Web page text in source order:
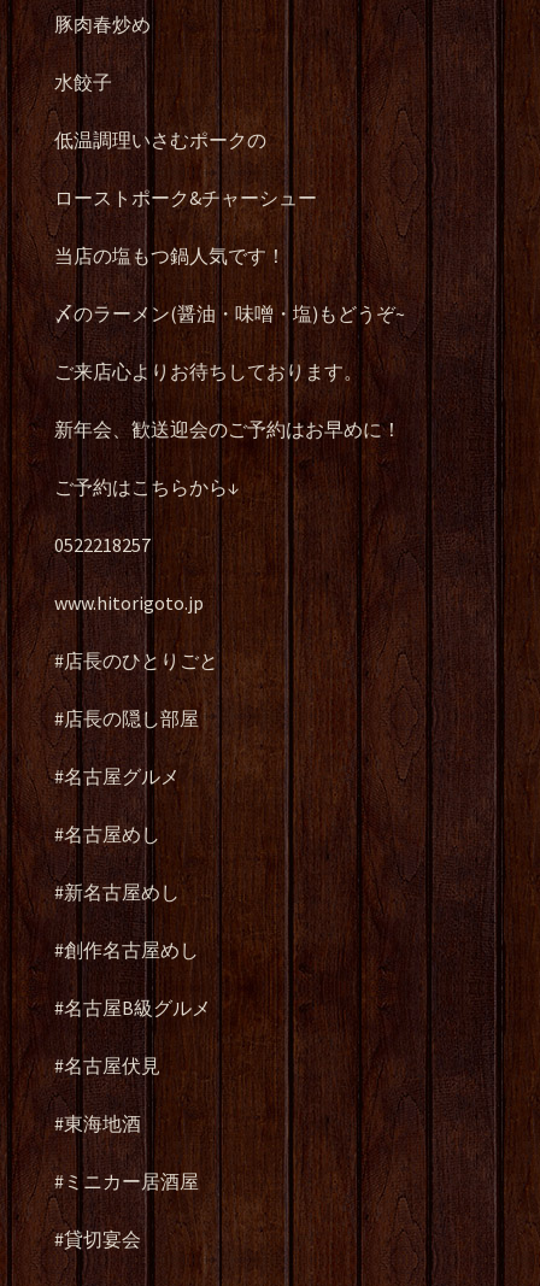
豚肉春炒め
水餃子
低温調理いさむポークの
ローストポーク&チャーシュー
当店の塩もつ鍋人気です！
〆のラーメン(醤油・味噌・塩)もどうぞ~
ご来店心よりお待ちしております。
新年会、歓送迎会のご予約はお早めに！
ご予約はこちらから↓
0522218257
www.hitorigoto.jp
#店長のひとりごと
#店長の隠し部屋
#名古屋グルメ
#名古屋めし
#新名古屋めし
#創作名古屋めし
#名古屋B級グルメ
#名古屋伏見
#東海地酒
#ミニカー居酒屋
#貸切宴会